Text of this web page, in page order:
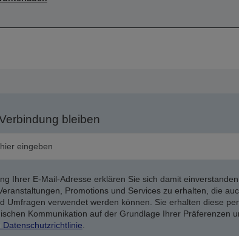
bleiben
Ihrer E-Mail-Adresse erklären Sie sich damit
Promotions und Services zu erhalten, die
Umfragen verwendet werden können. Sie erhalten diese
Kommunikation auf der Grundlage Ihrer Präferenzen
Datenschutzrichtlinie.